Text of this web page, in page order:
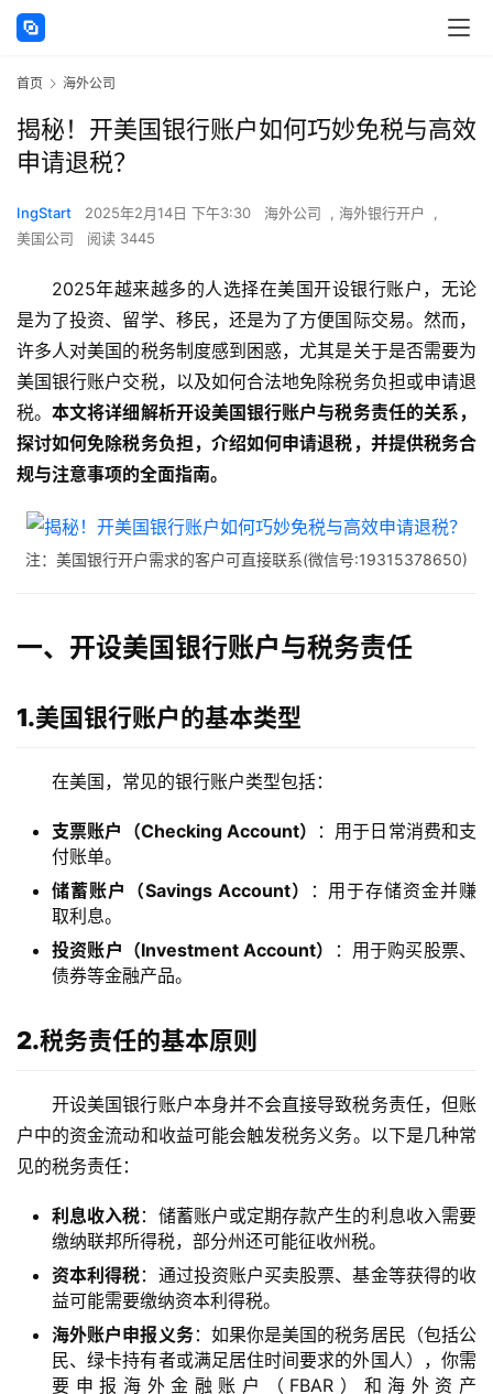
首页 海外公司
揭秘！开美国银行账户如何巧妙免税与高效
申请退税？
IngStart 2025年2月14日 下午3:30 海外公司 , 海外银行开户
,
美国公司
阅读 3445
2025年越来越多的人选择在美国开设银行账户，无论
是为了投资、留学、移民，还是为了方便国际交易。然而，
许多人对美国的税务制度感到困惑，尤其是关于是否需要为
美国银行账户交税，以及如何合法地免除税务负担或申请退
税。本文将详细解析开设美国银行账户与税务责任的关系，
探讨如何免除税务负担，介绍如何申请退税，并提供税务合
规与注意事项的全面指南。
注：美国银行开户需求的客户可直接联系(微信号:19315378650)
一、开设美国银行账户与税务责任
1.美国银行账户的基本类型
在美国，常见的银行账户类型包括：
支票账户（Checking Account）
：用于日常消费和支
付账单。
储蓄账户（Savings Account）
：用于存储资金并赚
取利息。
投资账户（Investment Account）
：用于购买股票、
债券等金融产品。
2.税务责任的基本原则
开设美国银行账户本身并不会直接导致税务责任，但账
户中的资金流动和收益可能会触发税务义务。以下是几种常
见的税务责任：
利息收入税：储蓄账户或定期存款产生的利息收入需要
缴纳联邦所得税，部分州还可能征收州税。
资本利得税：通过投资账户买卖股票、基金等获得的收
益可能需要缴纳资本利得税。
海外账户申报义务：如果你是美国的税务居民（包括公
民、绿卡持有者或满足居住时间要求的外国人），你需
要申报海外金融账户（FBAR）和海外资产